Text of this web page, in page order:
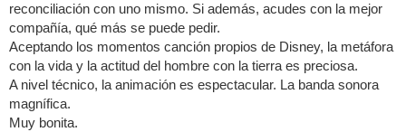
reconciliación con uno mismo. Si además, acudes con la mejor
compañía, qué más se puede pedir.
Aceptando los momentos canción propios de Disney, la metáfora
con la vida y la actitud del hombre con la tierra es preciosa.
A nivel técnico, la animación es espectacular. La banda sonora
magnífica.
Muy bonita.